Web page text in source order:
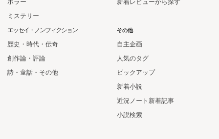
ミステリー
エッセイ・ノンフィクション
歴史・時代・伝奇
創作論・評論
詩・童話・その他
その他
自主企画
人気のタグ
ピックアップ
新着小説
近況ノート新着記事
小説検索